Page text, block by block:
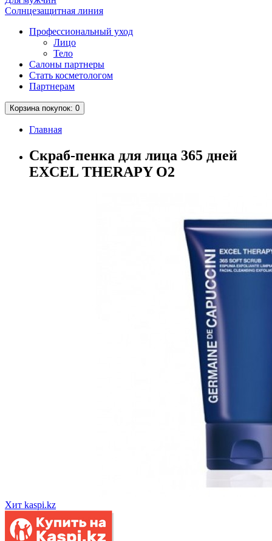
Солнцезащитная линия
Профессиональный уход
Лицо
Тело
Салоны партнеры
Стать косметологом
Партнерам
Корзинапокупок: 0
Главная
Скраб-пенка для лица 365 дней
EXCEL THERAPY O2
Хит kaspi.kz